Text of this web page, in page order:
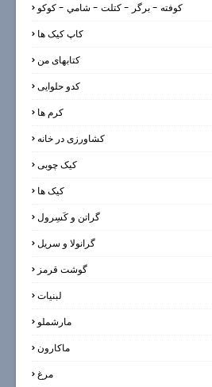
كوفته - برگر - كتلت - شامي - كوكو
کاپ کیک ها
کتابهای من
کدو حلوایی
کرم ها
کشاورزی در خانه
کیک چوبی
کیک ها
گراتن و كَسِرول
گرانولا و سريل
گوشت قرمز
لبنيات
مارشملو
ماکارون
مرغ